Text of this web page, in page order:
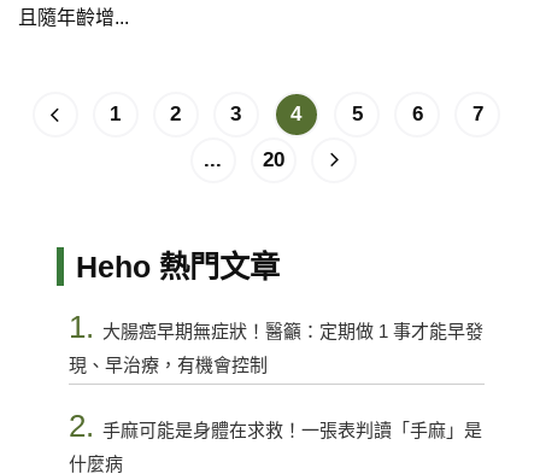
且隨年齡增...
1 2 3 4 5 6
7
...
20
Heho 熱門文章
1. 大腸癌早期無症狀！醫籲：定期做 1 事才能早發
現、早治療，有機會控制
2. 手麻可能是身體在求救！一張表判讀「手麻」是
什麼病